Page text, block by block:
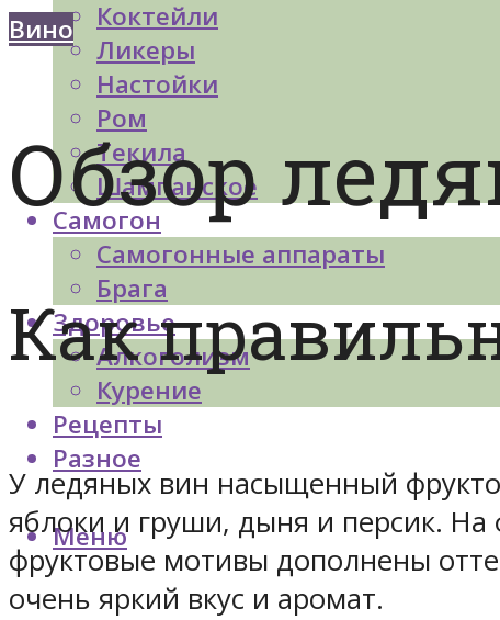
Коктейли
Ликеры
Настойки
Ром
Текила
Шампанское
Самогон
Самогонные аппараты
Брага
Здоровье
Алкоголизм
Курение
Рецепты
Разное
Меню
Вино
Обзор
Как
У ледяных вин насыщенный
яблоки и груши, дыня и персик.
фруктовые мотивы дополнены
очень яркий вкус и аромат.